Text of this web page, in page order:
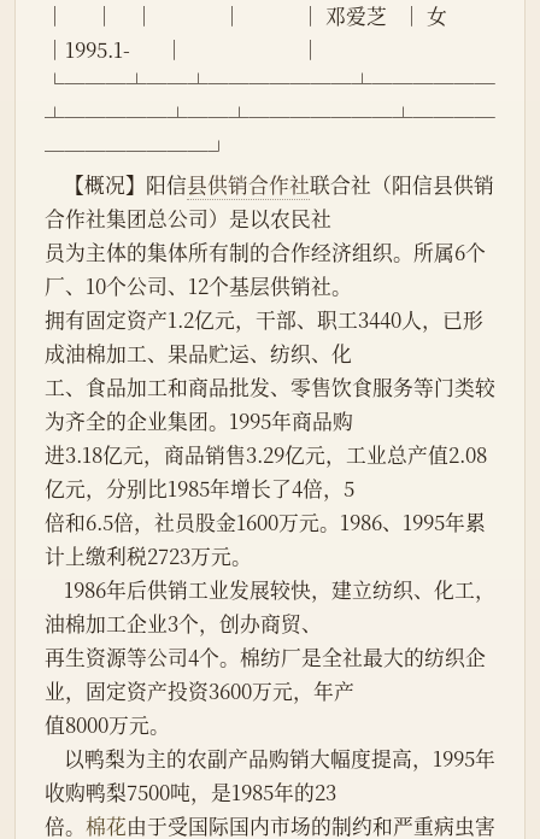
│      │    │              │            │ 邓爱芝   │ 女
│1995.1-       │                        │
└───┴──┴───────┴──────
┴─────┴──┴───────┴────
────────┘
    【概况】阳信
县供销合作社联合社（阳信县供销
合作社集团总公司）是以农民社
员为主体的集体所有制的合作经济组织。所属6个
厂、10个公司、12个基层供销社。
拥有固定资产1.2亿元，干部、职工3440人，已形
成油棉加工、果品贮运、纺织、化
工、食品加工和商品批发、零售饮食服务等门类较
为齐全的企业集团。1995年商品购
进3.18亿元，商品销售3.29亿元，工业总产值2.08
亿元，分别比1985年增长了4倍，5
倍和6.5倍，社员股金1600万元。1986、1995年累
计上缴利税2723万元。
油棉加工企业3个，创办商贸、
再生资源等公司4个。棉纺厂是全社最大的纺织企
业，固定资产投资3600万元，年产
值8000万元。
收购鸭梨7500吨，是1985年的23
倍。 棉花由于受国际国内市场的制约和严重病虫害